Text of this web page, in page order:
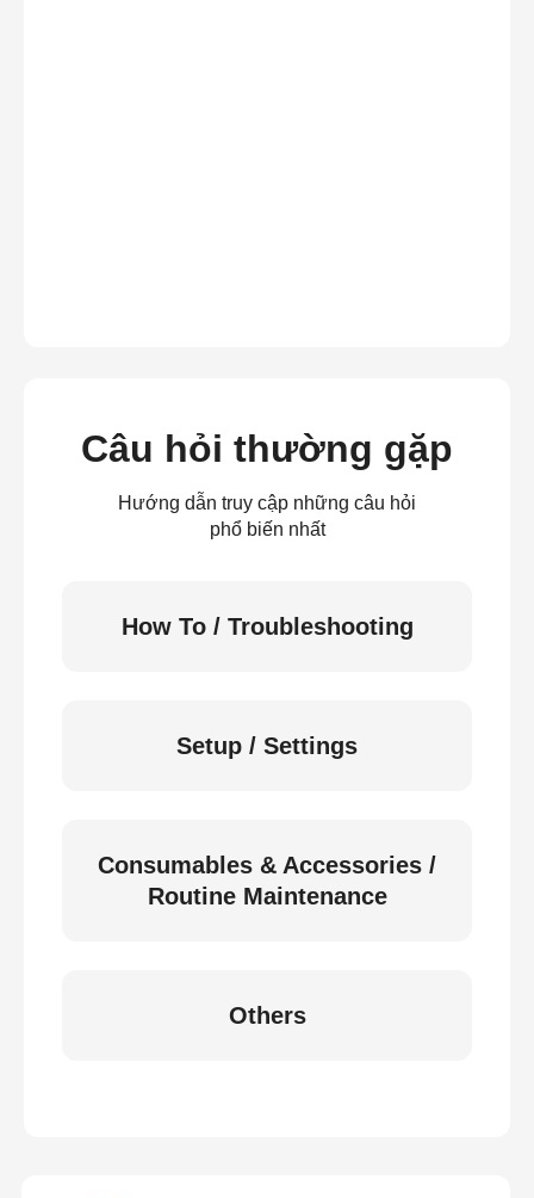
Câu hỏi thường gặp
Hướng dẫn truy cập những câu hỏi
phổ biến nhất
How To / Troubleshooting
Setup / Settings
Consumables & Accessories /
Routine Maintenance
Others